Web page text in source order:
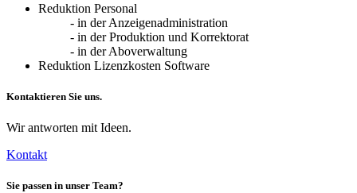
numerosi
online
soldi
da
quindi
Reduktion Personal
- in der Anzeigenadministration
- in der Produktion und Korrektorat
- in der Aboverwaltung
Reduktion Lizenzkosten Software
Kontaktieren Sie uns.
Wir antworten mit Ideen.
Kontakt
Sie passen in unser Team?